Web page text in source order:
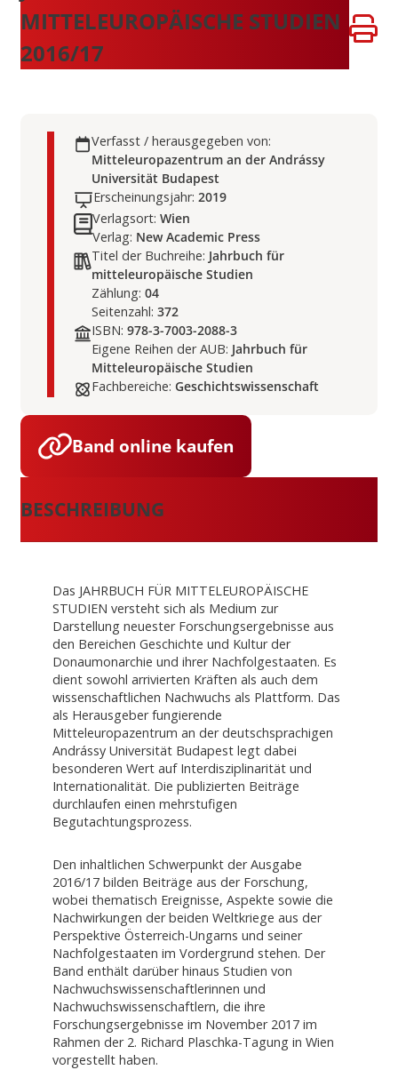
MITTELEUROPÄISCHE STUDIEN
2016/17
Verfasst / herausgegeben von:
Mitteleuropazentrum an der Andrássy
Universität Budapest
Erscheinungsjahr: 2019
Verlagsort: Wien
Verlag: New Academic Press
Titel der Buchreihe: Jahrbuch für
mitteleuropäische Studien
Zählung: 04
Seitenzahl: 372
ISBN: 978-3-7003-2088-3
Eigene Reihen der AUB: Jahrbuch für
Mitteleuropäische Studien
Fachbereiche: Geschichtswissenschaft
Band online kaufen
BESCHREIBUNG
Das JAHRBUCH FÜR MITTELEUROPÄISCHE
STUDIEN versteht sich als Medium zur
Darstellung neuester Forschungsergebnisse aus
den Bereichen Geschichte und Kultur der
Donaumonarchie und ihrer Nachfolgestaaten. Es
dient sowohl arrivierten Kräften als auch dem
wissenschaftlichen Nachwuchs als Plattform. Das
als Herausgeber fungierende
Mitteleuropazentrum an der deutschsprachigen
Andrássy Universität Budapest legt dabei
besonderen Wert auf Interdisziplinarität und
Internationalität. Die publizierten Beiträge
durchlaufen einen mehrstufigen
Begutachtungsprozess.
Den inhaltlichen Schwerpunkt der Ausgabe
2016/17 bilden Beiträge aus der Forschung,
wobei thematisch Ereignisse, Aspekte sowie die
Nachwirkungen der beiden Weltkriege aus der
Perspektive Österreich-Ungarns und seiner
Nachfolgestaaten im Vordergrund stehen. Der
Band enthält darüber hinaus Studien von
Nachwuchswissenschaftlerinnen und
Nachwuchswissenschaftlern, die ihre
Forschungsergebnisse im November 2017 im
Rahmen der 2. Richard Plaschka-Tagung in Wien
vorgestellt haben.